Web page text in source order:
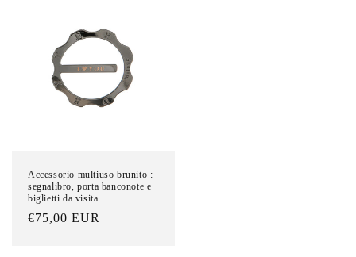
Accessorio multiuso brunito :
segnalibro, porta banconote e
biglietti da visita
Prezzo
€75,00 EUR